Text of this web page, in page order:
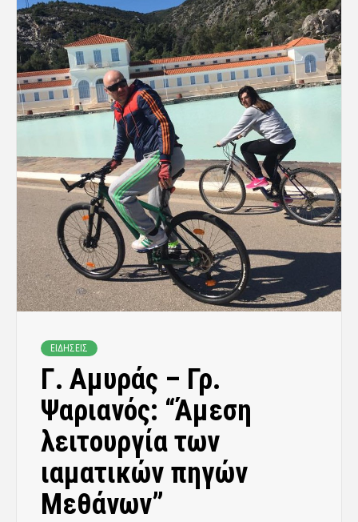
ΕΙΔΗΣΕΙΣ
Γ. Αμυράς – Γρ.
Ψαριανός: “Άμεση
λειτουργία των
ιαματικών πηγών
Μεθάνων”